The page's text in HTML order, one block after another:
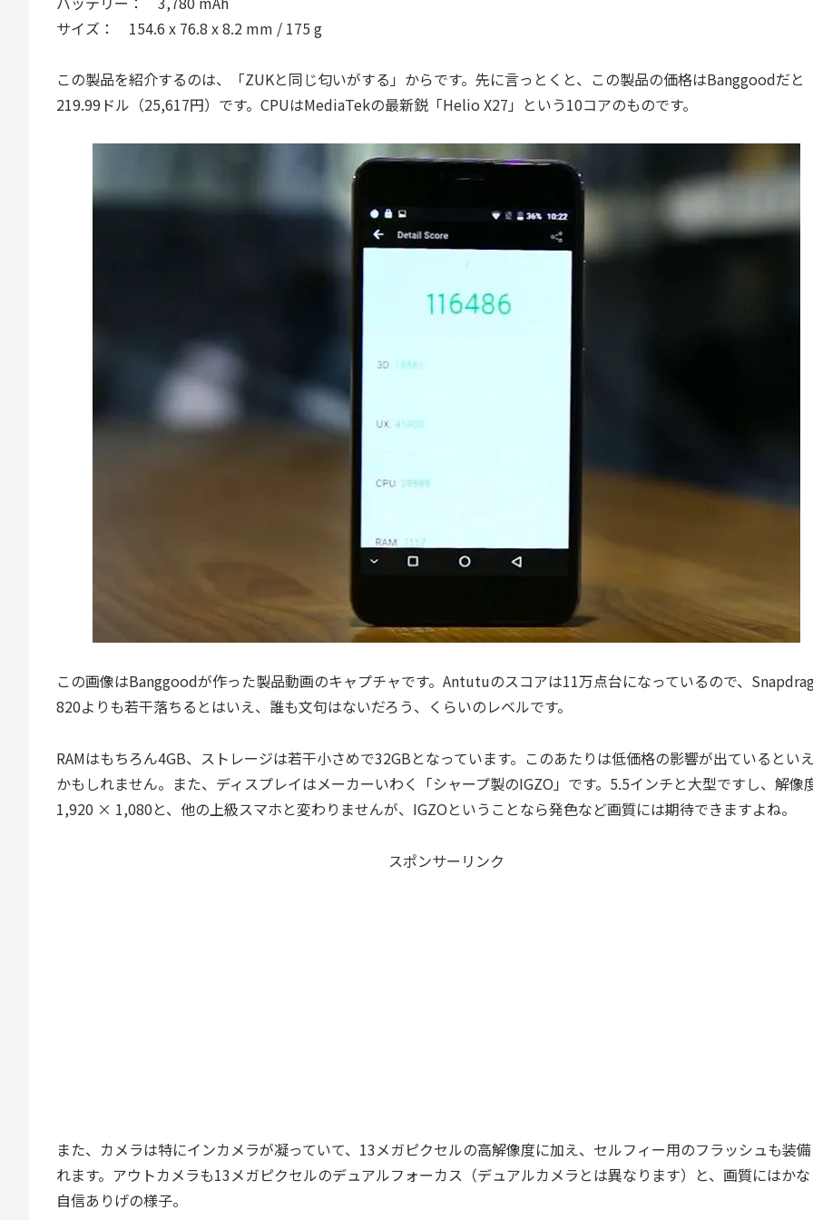
サイズ： 154.6 x 76.8 x 8.2 mm / 175 g
この製品を紹介するのは、「ZUKと同じ匂いがする」からです。先に言っとくと、この製品の価格はBanggoodだと
219.99ドル（25,617円）です。CPUはMediaTekの最新鋭「Helio X27」という10コアのものです。
この画像はBanggoodが作った製品動画のキャプチャです。Antutuのスコアは11万点台になっているので、
820よりも若干落ちるとはいえ、誰も文句はないだろう、くらいのレベルです。
RAMはもちろん4GB、ストレージは若干小さめで32GBとなっています。このあたりは低価格の影響が出ているとい
かもしれません。また、ディスプレイはメーカーいわく「シャープ製のIGZO」です。5.5インチと大型ですし、解像
1,920 × 1,080と、他の上級スマホと変わりませんが、IGZOということなら発色など画質には期待できますよね。
スポンサーリンク
また、カメラは特にインカメラが凝っていて、13メガピクセルの高解像度に加え、セルフィー用のフラッシュも装
れます。アウトカメラも13メガピクセルのデュアルフォーカス（デュアルカメラとは異なります）と、画質にはか
自信ありげの様子。